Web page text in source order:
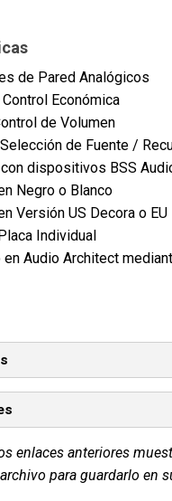
de Pared Analógicos
Económica
de Volumen
de Fuente /
dispositivos BSS
Negro o Blanco
Versión US Decora o EU
Individual
en Audio Architect
enlaces anteriores
para guardarlo en